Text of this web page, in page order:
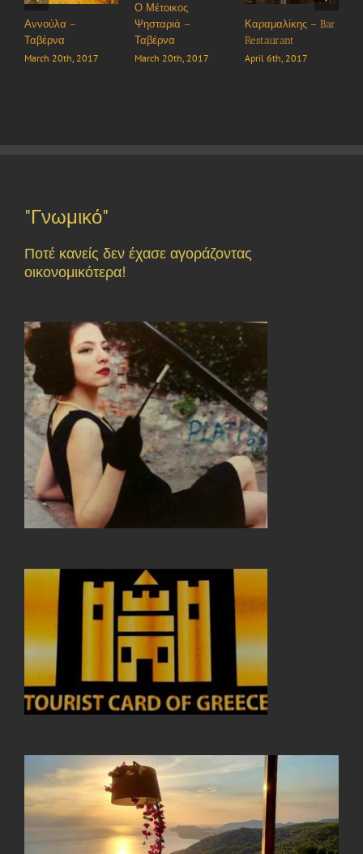
Αννούλα –
Ταβέρνα
March 20th, 2017
Ο Μέτοικος
Ψησταριά –
Ταβέρνα
March 20th, 2017
Καραμαλίκης – Bar
Restaurant
April 6th, 2017
"Γνωμικό"
Ποτέ κανείς δεν έχασε αγοράζοντας
οικονομικότερα!